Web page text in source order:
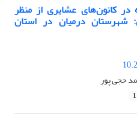
در کانون‌های عشایری از منظر
شهرستان درمیان در استان
حجی پور